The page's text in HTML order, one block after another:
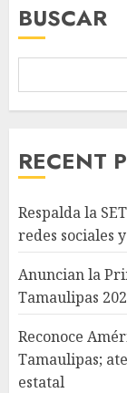
BUSCAR
RECENT
Respalda la
redes sociales
Anuncian la
Tamaulipas
Reconoce
Tamaulipas;
estatal